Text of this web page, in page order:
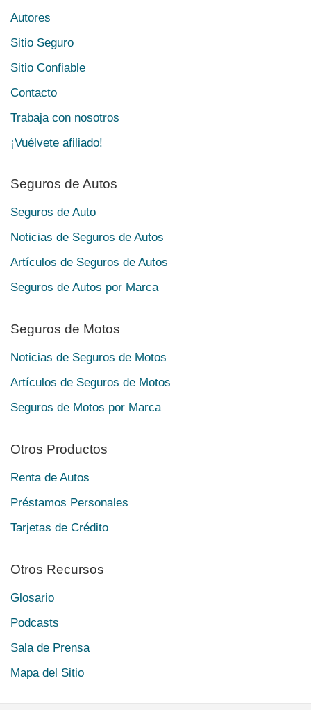
Autores
Sitio Seguro
Sitio Confiable
Contacto
Trabaja con nosotros
¡Vuélvete afiliado!
Seguros de Autos
Seguros de Auto
Noticias de Seguros de Autos
Artículos de Seguros de Autos
Seguros de Autos por Marca
Seguros de Motos
Noticias de Seguros de Motos
Artículos de Seguros de Motos
Seguros de Motos por Marca
Otros Productos
Renta de Autos
Préstamos Personales
Tarjetas de Crédito
Otros Recursos
Glosario
Podcasts
Sala de Prensa
Mapa del Sitio